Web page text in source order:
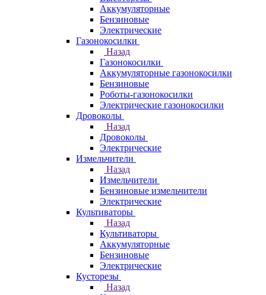
Аккумуляторные
Бензиновые
Электрические
Газонокосилки
Назад
Газонокосилки
Аккумуляторные газонокосилки
Бензиновые
Роботы-газонокосилки
Электрические газонокосилки
Дровоколы
Назад
Дровоколы
Электрические
Измельчители
Назад
Измельчители
Бензиновые измельчители
Электрические
Культиваторы
Назад
Культиваторы
Аккумуляторные
Бензиновые
Электрические
Кусторезы
Назад